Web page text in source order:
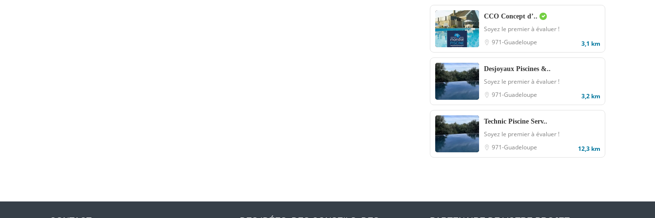
CCO Concept d’..
Soyez le premier à évaluer !
971-Guadeloupe
3,1 km
Desjoyaux Piscines &..
Soyez le premier à évaluer !
971-Guadeloupe
3,2 km
Technic Piscine Serv..
Soyez le premier à évaluer !
971-Guadeloupe
12,3 km